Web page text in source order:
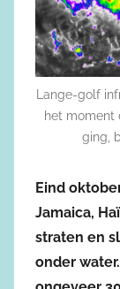
Lange-golf
het moment
ging,
Eind
Jamaica,
straten en
onder